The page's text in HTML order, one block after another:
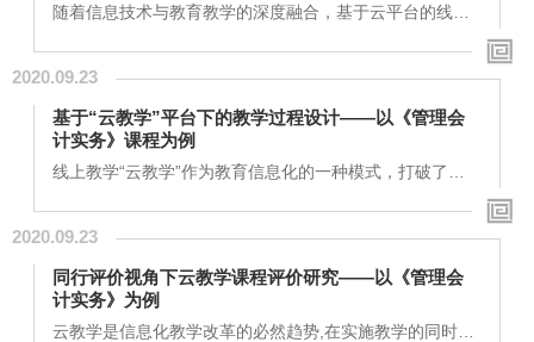
生...
随着信息技术与教育教学的深度融合，基于云平台的线上
生为中心，以提升教学效果为目的，不仅使教师讲的少，
学生学得多，而且管理更为严格，效果更加突出。本文以
体系、实施效果等方面探索线上线下的混合式教学。关键
词：云平台；线上线下；混合式；教学模式；翻转...
2020.09.23
基于“云教学”平台下的教学过程设计——以《管理会
计实务》课程为例
线上教学“云教学”作为教育信息化的一种模式，打破了时
预防不可控因素，降低教学风险的有利手段。本文先提出
该门课程引入“狩猎场”理论，将学习的决定权从教师转移
方案，课前环节包括强调开学第一堂课的重要性；同时通
过每周发布学习任务书等方式，发挥学生的自主...
2020.09.23
同行评价视角下云教学课程评价研究——以《管理会
计实务》为例
云教学是信息化教学改革的必然趋势,在实施教学的同时如